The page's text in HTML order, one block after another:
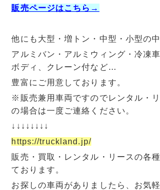
販売ページはこちら→
他にも大型・増トン・中型・小型の
アルミバン・アルミウィング・冷凍
ボディ、クレーン付など…
豊富にご用意しております。
※販売兼用車両ですのでレンタル・
の場合は一度ご連絡ください。
↓↓↓↓↓↓↓↓
https://truckland.jp/
販売・買取・レンタル・リースの各
ております。
お探しの車両がありましたら、お気